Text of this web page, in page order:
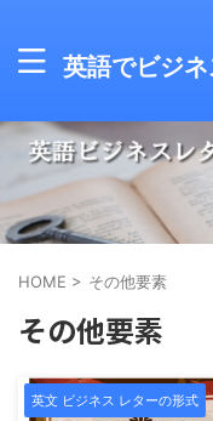
英語でビジ
HOME > その他要素
その他要素
英文 ビジネス レターの形式